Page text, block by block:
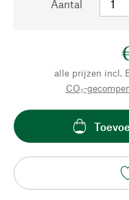
Aantal
alle prijzen incl.
CO₂-